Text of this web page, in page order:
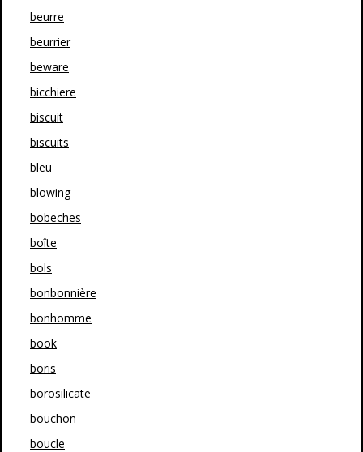
beurre
beurrier
beware
bicchiere
biscuit
biscuits
bleu
blowing
bobeches
boîte
bols
bonbonnière
bonhomme
book
boris
borosilicate
bouchon
boucle